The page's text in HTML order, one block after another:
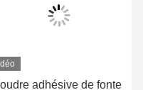
adhésive de fonte